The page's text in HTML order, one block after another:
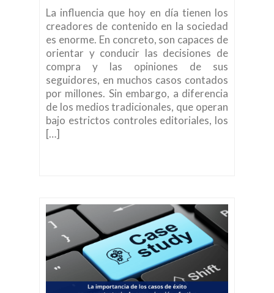
La influencia que hoy en día tienen los
creadores de contenido en la sociedad
es enorme. En concreto, son capaces de
orientar y conducir las decisiones de
compra y las opiniones de sus
seguidores, en muchos casos contados
por millones. Sin embargo, a diferencia
de los medios tradicionales, que operan
bajo estrictos controles editoriales, los
[…]